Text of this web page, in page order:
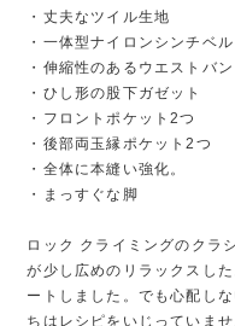
・丈夫なツイル生地
・一体型ナイロンシンチベル
・伸縮性のあるウエストバン
・ひし形の股下ガゼット
・フロントポケット2つ
・後部両玉縁ポケット2つ
・全体に本縫い強化。
・まっすぐな脚
ロック クライミングのクラ
が少し広めのリラックスし
ートしました。でも心配し
ちはレシピをいじっていま